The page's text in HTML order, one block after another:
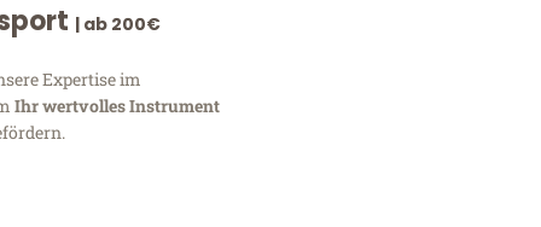
| ab 200€
Expertise im
Ihr wertvolles Instrument